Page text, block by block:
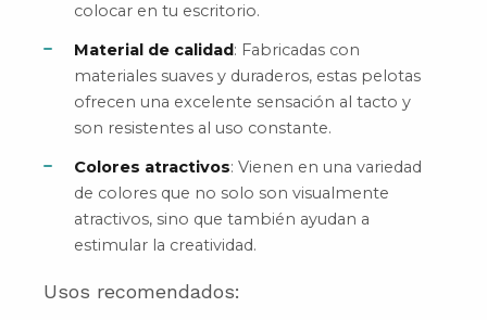
colocar en tu escritorio.
Material de calidad : Fabricadas con
materiales suaves y duraderos, estas pelotas
ofrecen una excelente sensación al tacto y
son resistentes al uso constante.
Colores atractivos: Vienen en una variedad
de colores que no solo son visualmente
atractivos, sino que también ayudan a
estimular la creatividad.
Usos recomendados: